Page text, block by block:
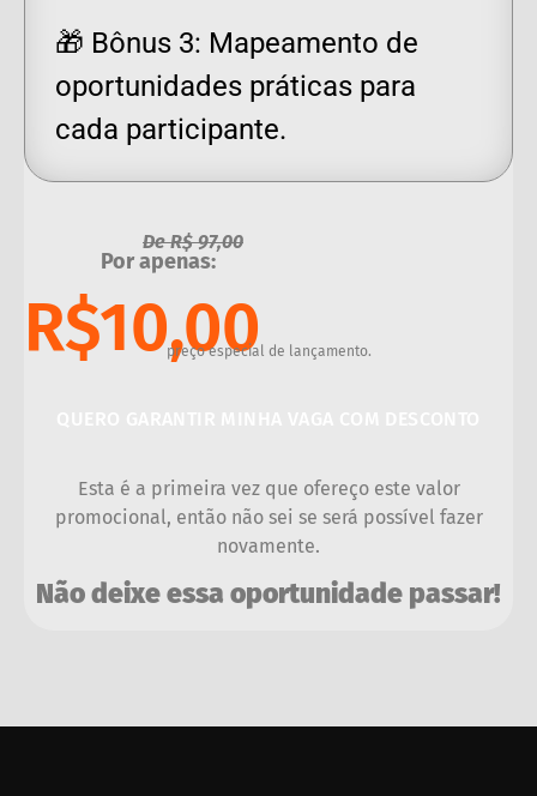
🎁 Bônus 3: Mapeamento de
oportunidades práticas para
cada participante.
De R$ 97,00
Por apenas:
R$10,00preço especial de lançamento.
Esta é a primeira vez que ofereço este valor
promocional, então não sei se será possível fazer
novamente.
Não deixe essa oportunidade passar!